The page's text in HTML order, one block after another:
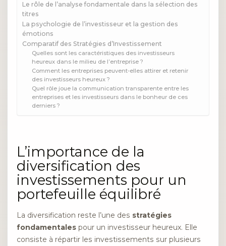
Le rôle de l’analyse fondamentale dans la sélection des
titres
La psychologie de l’investisseur et la gestion des
émotions
Comparatif des Stratégies d’Investissement
Quelles sont les caractéristiques des investisseurs
heureux dans le milieu de l’entreprise ?
Comment les entreprises peuvent-elles attirer et retenir
des investisseurs heureux ?
Quel rôle joue la communication transparente entre les
entreprises et les investisseurs dans le bonheur de ces
derniers ?
L’importance de la
diversification des
investissements pour un
portefeuille équilibré
La diversification reste l’une des stratégies
fondamentales pour un investisseur heureux. Elle
consiste à répartir les investissements sur plusieurs